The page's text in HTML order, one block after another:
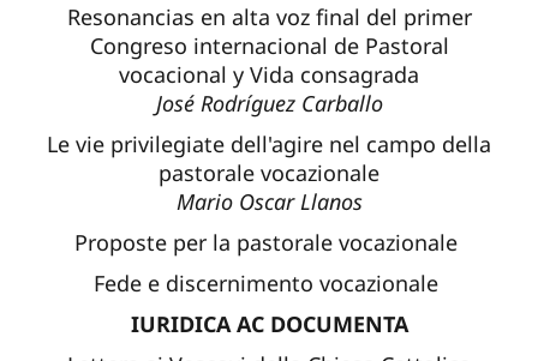
Resonancias en alta voz final del primer
Congreso internacional de Pastoral
vocacional y Vida consagrada
José Rodríguez Carballo
Le vie privilegiate dell'agire nel campo della
pastorale vocazionale
Mario Oscar Llanos
Proposte per la pastorale vocazionale
Fede e discernimento vocazionale
IURIDICA AC DOCUMENTA